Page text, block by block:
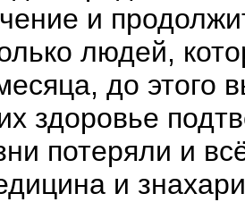
и
людей,
до этого
здоровье
потеряли и
и